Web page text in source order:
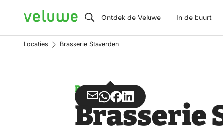
Veluwe Ontdek de Veluwe In de buurt
Locaties Brasserie Staverden
Brasserie
Deel
via
Deel
via
Deel
op
Deel
op
Brasserie